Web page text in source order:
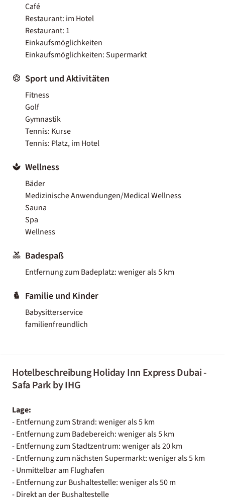
Café
Restaurant: im Hotel
Restaurant: 1
Einkaufsmöglichkeiten
Einkaufsmöglichkeiten: Supermarkt
Sport und Aktivitäten
Fitness
Golf
Gymnastik
Tennis: Kurse
Tennis: Platz, im Hotel
Wellness
Bäder
Medizinische Anwendungen/Medical Wellness
Sauna
Spa
Wellness
Badespaß
Entfernung zum Badeplatz: weniger als 5 km
Familie und Kinder
Babysitterservice
familienfreundlich
Hotelbeschreibung Holiday Inn Express Dubai -
Safa Park by IHG
Lage:
- Entfernung zum Strand: weniger als 5 km
- Entfernung zum Badebereich: weniger als 5 km
- Entfernung zum Stadtzentrum: weniger als 20 km
- Entfernung zum nächsten Supermarkt: weniger als 5 km
- Unmittelbar am Flughafen
- Entfernung zur Bushaltestelle: weniger als 50 m
- Direkt an der Bushaltestelle